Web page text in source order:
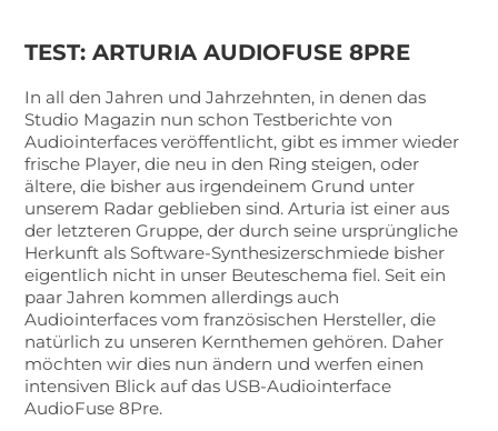
TEST: ARTURIA AUDIOFUSE 8PRE
In all den Jahren und Jahrzehnten, in denen das
Studio Magazin nun schon Testberichte von
Audiointerfaces veröffentlicht, gibt es immer wieder
frische Player, die neu in den Ring steigen, oder
ältere, die bisher aus irgendeinem Grund unter
unserem Radar geblieben sind. Arturia ist einer aus
der letzteren Gruppe, der durch seine ursprüngliche
Herkunft als Software-Synthesizerschmiede bisher
eigentlich nicht in unser Beuteschema fiel. Seit ein
paar Jahren kommen allerdings auch
Audiointerfaces vom französischen Hersteller, die
natürlich zu unseren Kernthemen gehören. Daher
möchten wir dies nun ändern und werfen einen
intensiven Blick auf das USB-Audiointerface
AudioFuse 8Pre.